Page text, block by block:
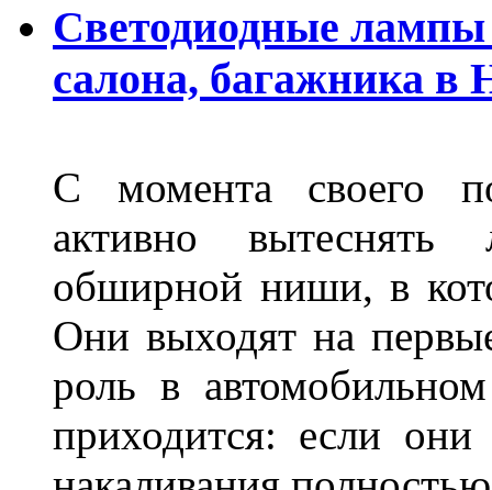
Светодиодные лампы
салона, багажника в
С момента своего
активно
обширной ниши, в
Они выходят на
роль в
приходится: если